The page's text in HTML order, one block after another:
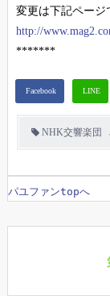
変更は下記ページ
http://
*******
NHK交響楽団
パユファンtopへ